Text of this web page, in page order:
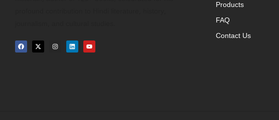
Products
FAQ
Contact Us